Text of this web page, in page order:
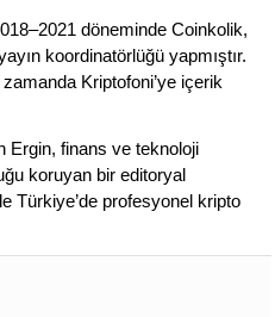
döneminde Coinkolik,
koordinatörlüğü yapmıştır.
Kriptofoni’ye içerik
Ergin, finans ve teknoloji
koruyan bir editoryal
Türkiye’de profesyonel kripto